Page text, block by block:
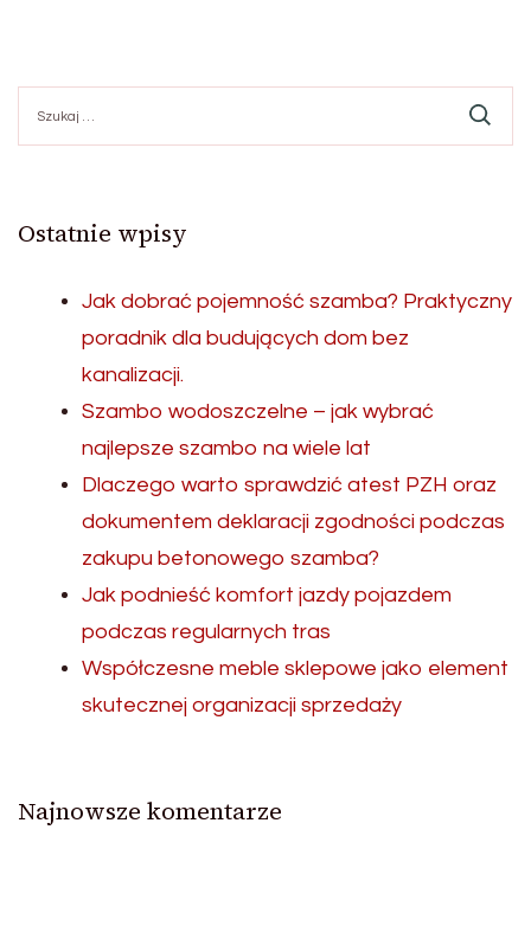
Ostatnie wpisy
Jak dobrać pojemność szamba? Praktyczny
poradnik dla budujących dom bez
kanalizacji.
Szambo wodoszczelne – jak wybrać
najlepsze szambo na wiele lat
Dlaczego warto sprawdzić atest PZH oraz
dokumentem deklaracji zgodności podczas
zakupu betonowego szamba?
Jak podnieść komfort jazdy pojazdem
podczas regularnych tras
Współczesne meble sklepowe jako element
skutecznej organizacji sprzedaży
Najnowsze komentarze